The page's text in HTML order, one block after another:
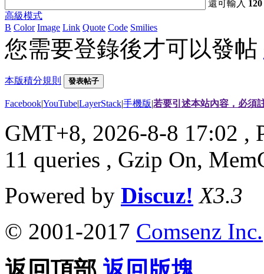
還可輸入 120
高級模式
B Color Image Link Quote Code Smilies
您需要登錄後才可以發帖
本版積分規則 發表帖子
Facebook|YouTube|LayerStack|手機版|若要引述本站內容，必須
GMT+8, 2026-8-8 17:02 ,
11 queries , Gzip On,
Powered by Discuz! X3.3
© 2001-2017 Comsenz Inc.